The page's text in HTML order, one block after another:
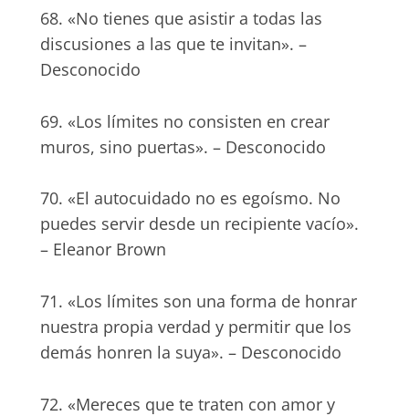
68. «No tienes que asistir a todas las
discusiones a las que te invitan». –
Desconocido
69. «Los límites no consisten en crear
muros, sino puertas». – Desconocido
70. «El autocuidado no es egoísmo. No
puedes servir desde un recipiente vacío».
– Eleanor Brown
71. «Los límites son una forma de honrar
nuestra propia verdad y permitir que los
demás honren la suya». – Desconocido
72. «Mereces que te traten con amor y